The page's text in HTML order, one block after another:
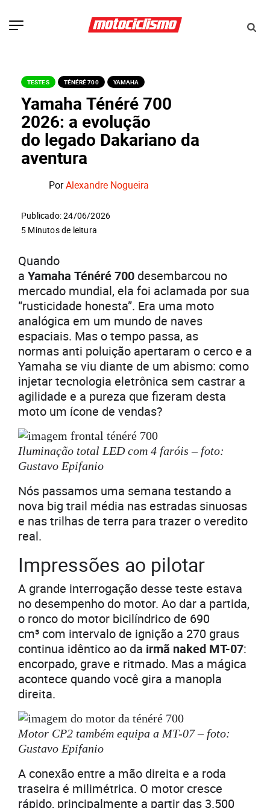
TESTES TÉNÉRÉ 700 YAMAHA
Yamaha Ténéré 700
2026: a evolução
do legado Dakariano da
aventura
PorAlexandre Nogueira
Publicado: 24/06/2026
5 Minutos de leitura
Quando
a Yamaha Ténéré 700 desembarcou no
mercado mundial, ela foi aclamada por sua
“rusticidade honesta”. Era uma moto
analógica em um mundo de naves
espaciais. Mas o tempo passa, as
normas anti poluição apertaram o cerco e a
Yamaha se viu diante de um abismo: como
injetar tecnologia eletrônica sem castrar a
agilidade e a pureza que fizeram desta
moto um ícone de vendas?
Iluminação total LED com 4 faróis – foto:
Gustavo Epifanio
Nós passamos uma semana testando a
nova big trail média nas estradas sinuosas
e nas trilhas de terra para trazer o veredito
real.
Impressões ao pilotar
A grande interrogação desse teste estava
no desempenho do motor. Ao dar a partida,
o ronco do motor bicilíndrico de 690
cm³ com intervalo de ignição a 270 graus
continua idêntico ao da irmã naked MT-07:
encorpado, grave e ritmado. Mas a mágica
acontece quando você gira a manopla
direita.
Motor CP2 também equipa a MT-07 – foto:
Gustavo Epifanio
A conexão entre a mão direita e a roda
traseira é milimétrica. O motor cresce
rápido, principalmente a partir das 3.500